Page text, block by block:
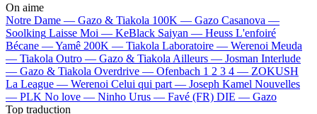
On aime
Notre Dame — Gazo & Tiakola 100K — Gazo Casanova —
Soolking Laisse Moi — KeBlack Saiyan — Heuss L'enfoiré
Bécane —Yamê 200K — Tiakola Laboratoire — Werenoi Meuda
— Tiakola Outro — Gazo & Tiakola Ailleurs — Josman Interlude
— Gazo & Tiakola Overdrive — Ofenbach 1 2 3 4 — ZOKUSH
La League — Werenoi Celui qui part — Joseph Kamel Nouvelles
— PLK No love — Ninho Urus — Favé (FR) DIE — Gazo
Top traduction